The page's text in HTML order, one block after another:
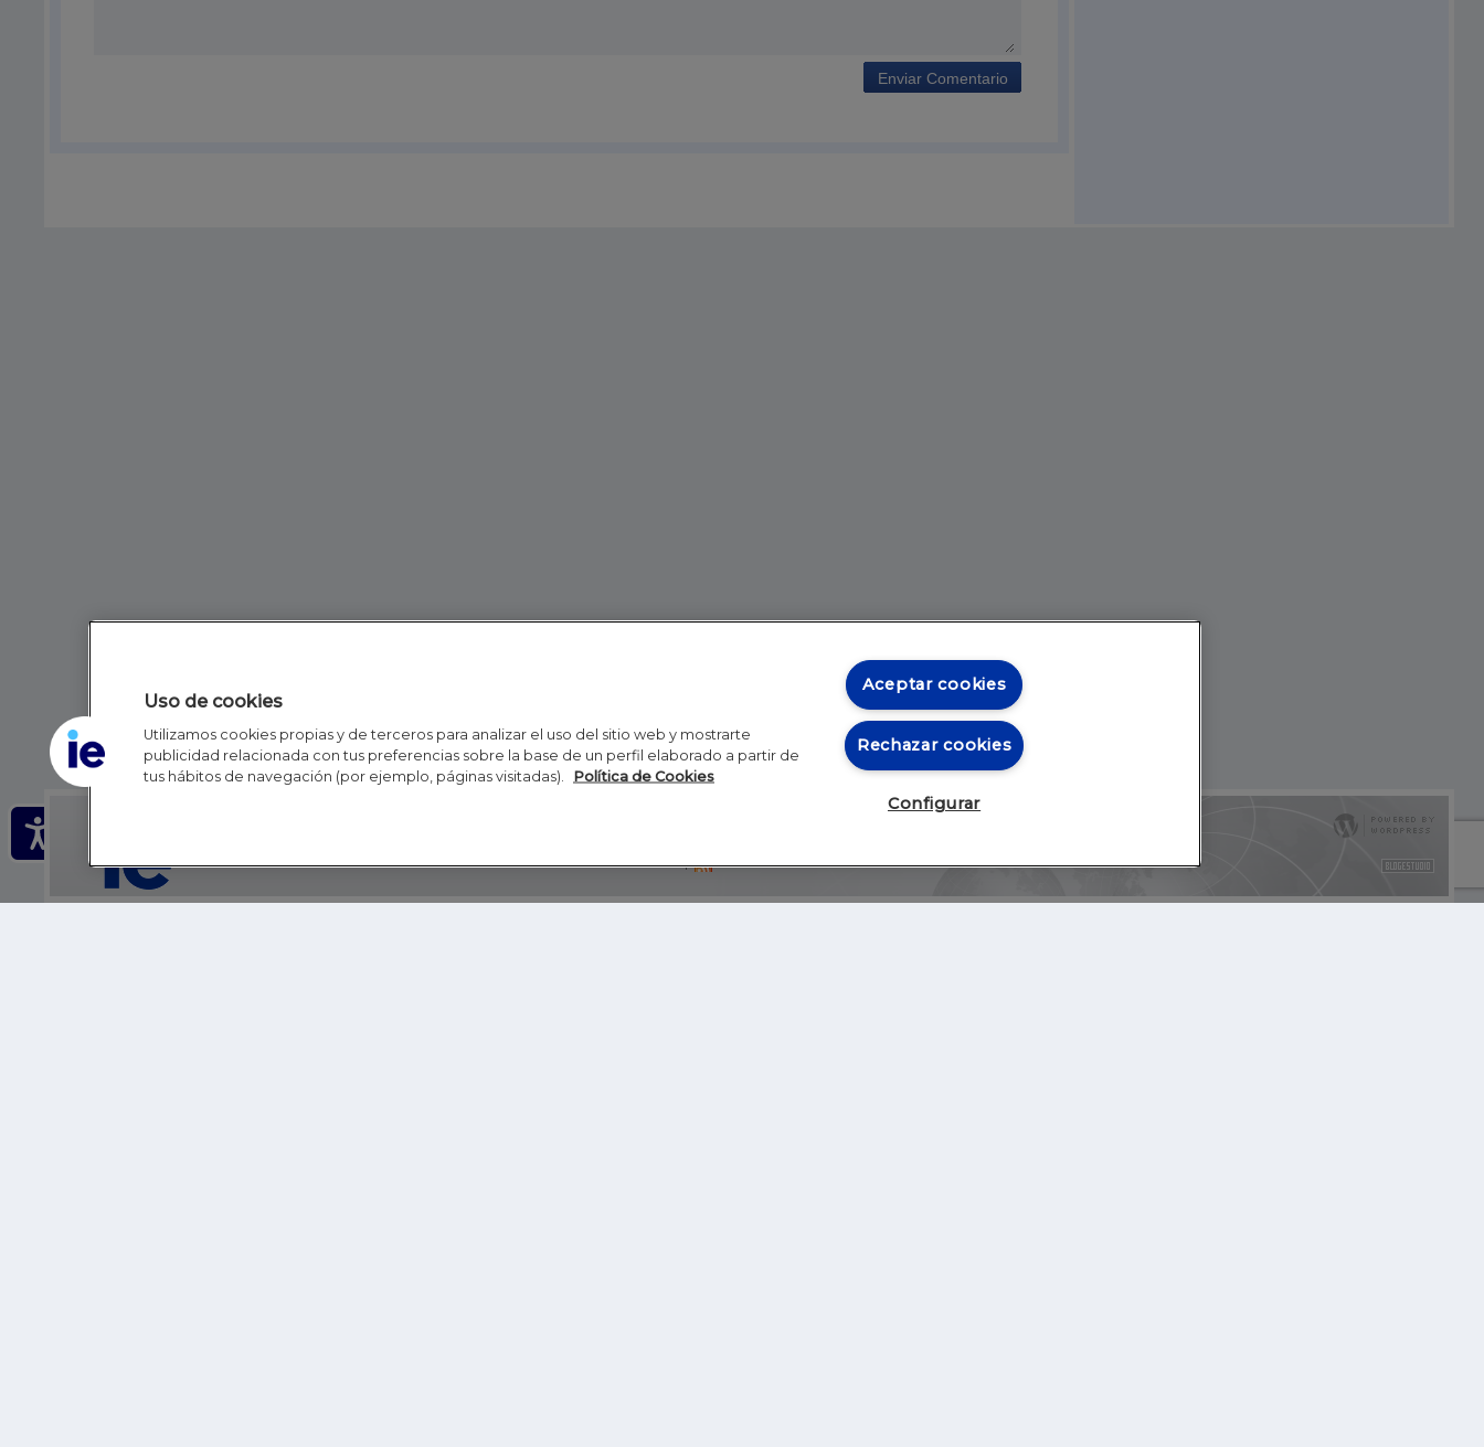
Inicio RSS
Uso de cookies
Utilizamos cookies propias y de terceros para analizar el uso del sitio web y mostrarte
publicidad relacionada con tus preferencias sobre la base de un perfil elaborado a partir de
tus hábitos de navegación (por ejemplo, páginas visitadas).
Política de Cookies
Aceptar cookies
Rechazar cookies
Configurar